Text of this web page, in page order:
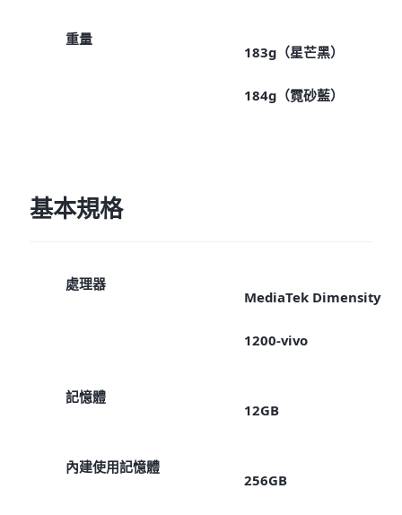
重量
183g（星芒黑）
184g（霓砂藍）
基本規格
處理器
MediaTek Dimensity
1200-vivo
記憶體
12GB
內建使用記憶體
256GB